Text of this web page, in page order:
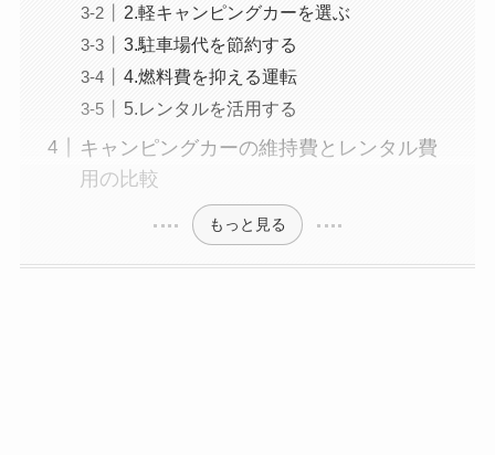
2.軽キャンピングカーを選ぶ
3.駐車場代を節約する
4.燃料費を抑える運転
5.レンタルを活用する
キャンピングカーの維持費とレンタル費
用の比較
もっと見る